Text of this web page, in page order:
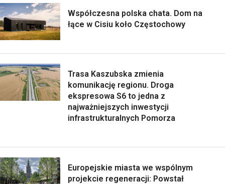
Współczesna polska chata. Dom na
łące w Cisiu koło Częstochowy
Trasa Kaszubska zmienia
komunikację regionu. Droga
ekspresowa S6 to jedna z
najważniejszych inwestycji
infrastrukturalnych Pomorza
Europejskie miasta we wspólnym
projekcie regeneracji: Powstał